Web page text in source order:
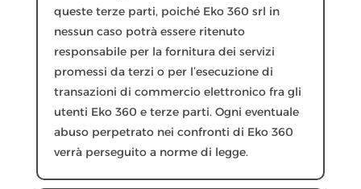
queste terze parti, poiché Eko 360 srl in
nessun caso potrà essere ritenuto
responsabile per la fornitura dei servizi
promessi da terzi o per l’esecuzione di
transazioni di commercio elettronico fra gli
utenti Eko 360 e terze parti. Ogni eventuale
abuso perpetrato nei confronti di Eko 360
verrà perseguito a norme di legge.